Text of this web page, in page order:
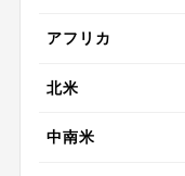
アフリカ
北米
中南米